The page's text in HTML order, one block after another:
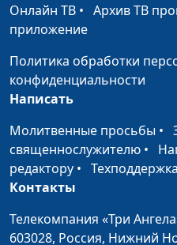
Деловая этика
Онлайн ТВ • Архив ТВ
приложение
Политика обработки
конфиденциальности
Написать
Молитвенные просьбы •
священнослужителю •
редактору • Техподдержка
Контакты
Телекомпания «Три
603028, Россия, Нижний